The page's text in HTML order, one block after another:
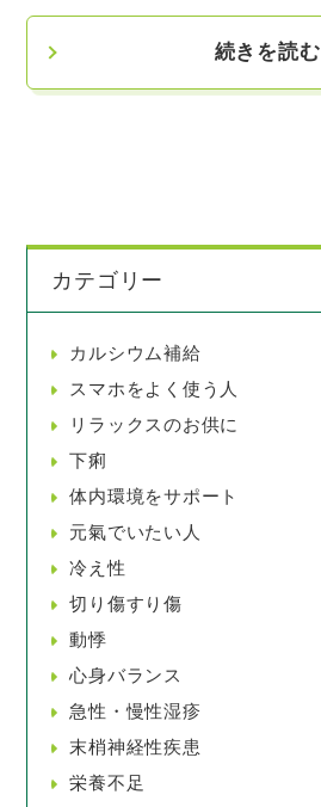
続きを読む
カテゴリー
カルシウム補給
スマホをよく使う人
リラックスのお供に
下痢
体内環境をサポート
元氣でいたい人
冷え性
切り傷すり傷
動悸
心身バランス
急性・慢性湿疹
末梢神経性疾患
栄養不足